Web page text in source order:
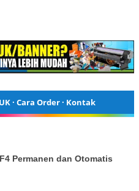
· Cara Order· Kontak
Permanen dan Otomatis